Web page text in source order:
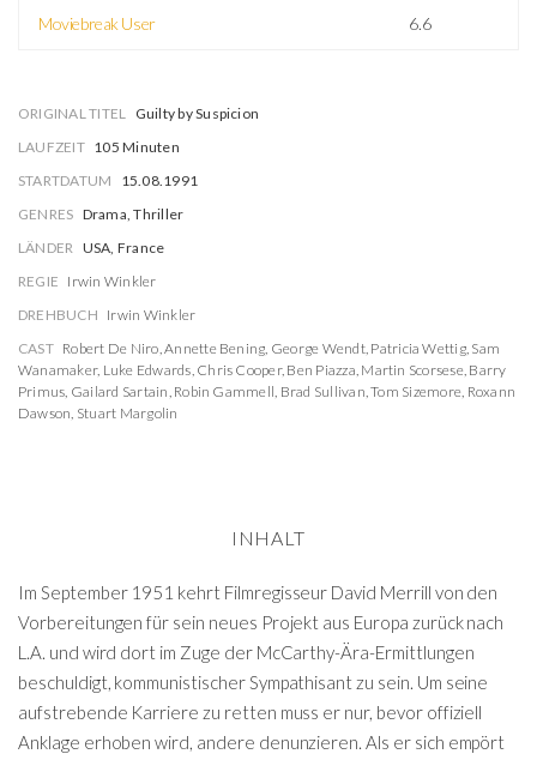
Moviebreak User 6.6
ORIGINAL TITEL Guilty by Suspicion
LAUFZEIT 105 Minuten
STARTDATUM
15.08.1991
GENRES Drama, Thriller
LÄNDER USA, France
REGIE Irwin Winkler
DREHBUCH Irwin Winkler
CAST Robert De Niro,Annette Bening, George Wendt, Patricia Wettig, Sam
Wanamaker, Luke Edwards, Chris Cooper, Ben Piazza, Martin Scorsese, Barry
Primus, Gailard Sartain, Robin Gammell, Brad Sullivan,Tom Sizemore, Roxann
Dawson, Stuart Margolin
INHALT
Im September 1951 kehrt Filmregisseur David Merrill von den
Vorbereitungen für sein neues Projekt aus Europa zurück nach
L.A. und wird dort im Zuge der McCarthy-Ära-Ermittlungen
beschuldigt, kommunistischer Sympathisant zu sein. Um seine
aufstrebende Karriere zu retten muss er nur, bevor offiziell
Anklage erhoben wird, andere denunzieren. Als er sich empört